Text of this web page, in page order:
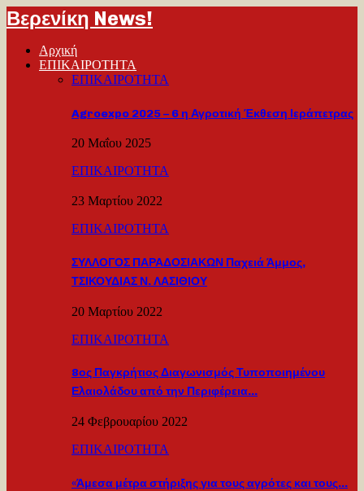
Βερενίκη News!
Αρχική
ΕΠΙΚΑΙΡΟΤΗΤΑ
ΕΠΙΚΑΙΡΟΤΗΤΑ
Agroexpo 2025 – 6 η Αγροτική Έκθεση Ιεράπετρας
20 Μαΐου 2025
ΕΠΙΚΑΙΡΟΤΗΤΑ
23 Μαρτίου 2022
ΕΠΙΚΑΙΡΟΤΗΤΑ
ΣΥΛΛΟΓΟΣ ΠΑΡΑΔΟΣΙΑΚΩΝ Παχειά Άμμος,
ΤΣΙΚΟΥΔΙΑΣ Ν. ΛΑΣΙΘΙΟΥ
20 Μαρτίου 2022
ΕΠΙΚΑΙΡΟΤΗΤΑ
8ος Παγκρήτιος Διαγωνισμός Τυποποιημένου
Ελαιολάδου από την Περιφέρεια…
24 Φεβρουαρίου 2022
ΕΠΙΚΑΙΡΟΤΗΤΑ
«Άμεσα μέτρα στήριξης για τους αγρότες και τους…